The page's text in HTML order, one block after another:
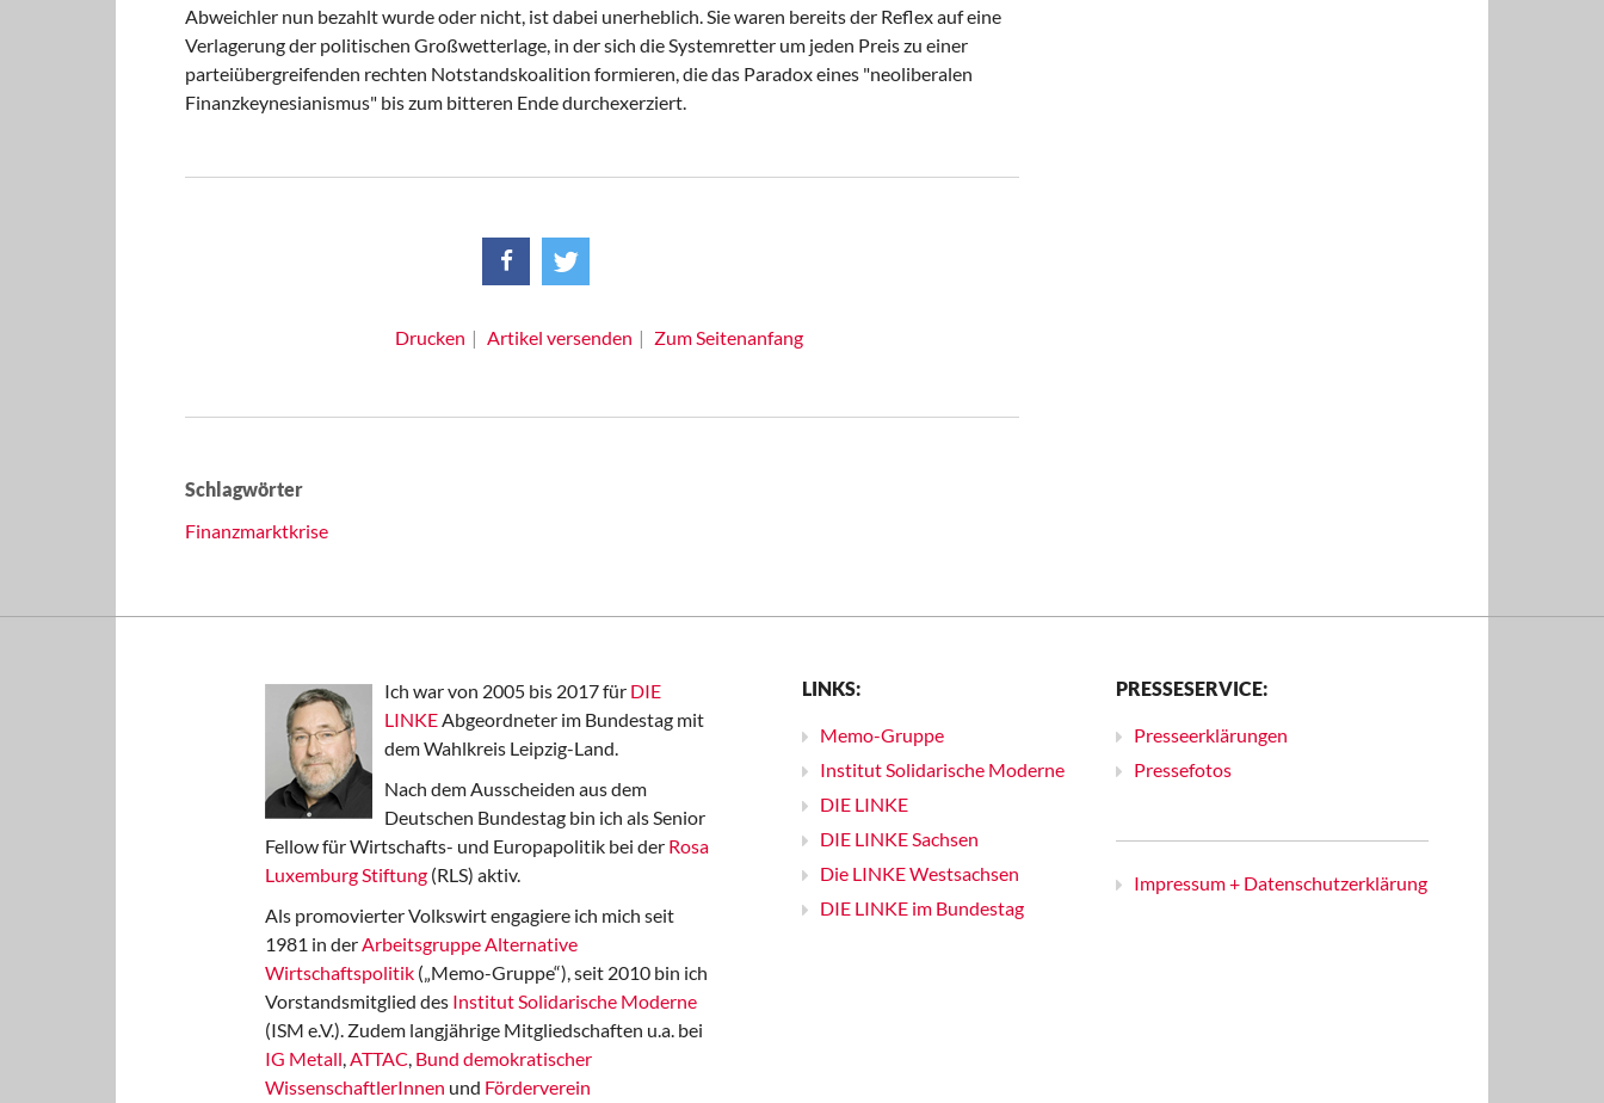
Abweichler nun bezahlt wurde oder nicht, ist dabei unerheblich. Sie waren bereits der Reflex auf eine
Verlagerung der politischen Großwetterlage, in der sich die Systemretter um jeden Preis zu einer
parteiübergreifenden rechten Notstandskoalition formieren, die das Paradox eines "neoliberalen
Finanzkeynesianismus" bis zum bitteren Ende durchexerziert.
Drucken Artikel versenden Zum Seitenanfang
Schlagwörter
Finanzmarktkrise
Ich war von 2005 bis 2017 für DIE
LINKEAbgeordneter im Bundestag mit
dem Wahlkreis Leipzig-Land.
Nach dem Ausscheiden aus dem
Deutschen Bundestag bin ich als Senior
Fellow für Wirtschafts- und Europapolitik bei der Rosa
Luxemburg Stiftung (RLS) aktiv.
Als promovierter Volkswirt engagiere ich mich seit
1981 in derArbeitsgruppe Alternative
Wirtschaftspolitik („Memo-Gruppe“), seit 2010 bin ich
Vorstandsmitglied des Institut Solidarische Moderne
(ISM e.V.). Zudem langjährige Mitgliedschaften u.a. bei
IG Metall,ATTAC, Bund demokratischer
WissenschaftlerInnen und Förderverein
LINKS:
Memo-Gruppe
Institut Solidarische Moderne
DIE LINKE
DIE LINKE Sachsen
Die LINKE Westsachsen
DIE LINKE im Bundestag
PRESSESERVICE:
Presseerklärungen
Pressefotos
Impressum + Datenschutzerklärung